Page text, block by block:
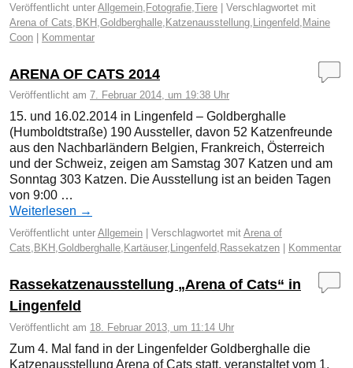
Veröffentlicht unter Allgemein Fotografie Tiere
Verschlagwortet mit
Arena of Cats BKH Goldberghalle Katzenausstellung Lingenfeld Maine
Coon
Kommentar
ARENA OF CATS 2014
Veröffentlicht am 7. Februar 2014, um 19:38 Uhr
15. und 16.02.2014 in Lingenfeld – Goldberghalle
(Humboldtstraße) 190 Aussteller, davon 52 Katzenfreunde
aus den Nachbarländern Belgien, Frankreich, Österreich
und der Schweiz, zeigen am Samstag 307 Katzen und am
Sonntag 303 Katzen. Die Ausstellung ist an beiden Tagen
von 9:00 …
Weiterlesen →
Veröffentlicht unter Allgemein Verschlagwortet mit Arena of
Cats, BKH ,Goldberghalle, Kartäuser, Lingenfeld, Rassekatzen Kommentar
Rassekatzenausstellung „Arena of Cats“ in
Lingenfeld
Veröffentlicht am 18. Februar 2013, um 11:14 Uhr
Zum 4. Mal fand in der Lingenfelder Goldberghalle die
Katzenausstellung Arena of Cats statt, veranstaltet vom 1.